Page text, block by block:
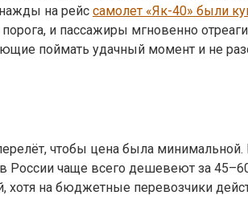
на рейс самолет «Як-40» были
и пассажиры мгновенно
поймать удачный момент и не
чтобы цена была
в России чаще всего дешевеют за
хотя на бюджетные перевозчики